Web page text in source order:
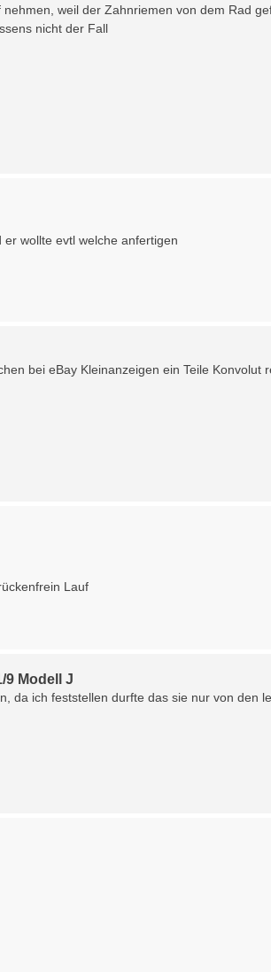
weil der Zahnriemen von dem Rad
nicht der Fall
wollte evtl welche anfertigen
bei eBay Kleinanzeigen ein Teile Konvolut
Lauf
9 Modell J
da ich feststellen durfte das sie nur von den